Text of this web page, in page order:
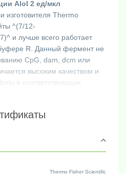
AloI 2 ед/мкл
изготовителя Thermo
^(7/12-
и лучше всего работает
R. Данный фермент не
CpG, dam, dcm или
высоким качеством и
в соответствующих
предварительно
стабильность
ДНК. Основные
включают молекулярное
Thermo Fisher Scientific